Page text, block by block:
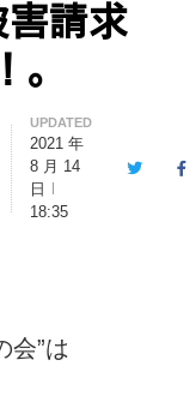
害請求
。
UPDATED
2021 年
8 月 14
日
18:35
Twitter
会”は